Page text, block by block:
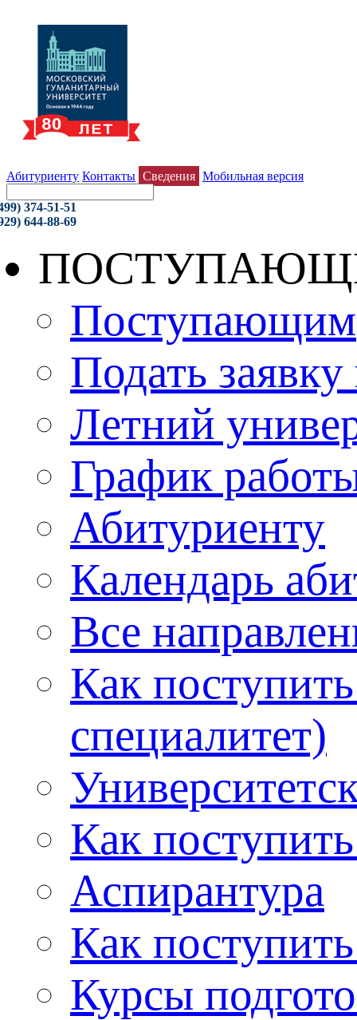
Абитуриенту Контакты Сведения Мобильная версия
374-51-51
644-88-69
Поступающим
Подать
Летний
График
Абитуриенту
Календарь
Все
Как
специалитет)
Как
Аспирантура
Как
Курсы